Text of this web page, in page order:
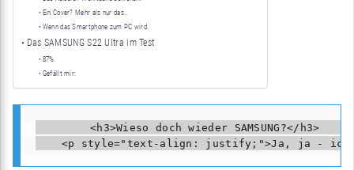
Ein Cover? Mehr als nur das..
Wenn das Smartphone zum PC wird.
Das SAMSUNG S22 Ultra im Test
87%
Gefällt mir:
        <h3>Wieso doch wieder SAMSUNG?</h3>